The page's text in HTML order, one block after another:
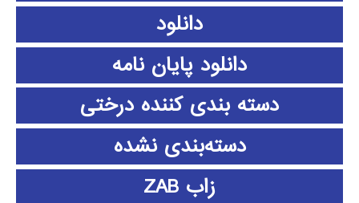
دانلود
دانلود پايان نامه
دسته بندی کننده درختی
دسته‌بندی نشده
زاب ZAB